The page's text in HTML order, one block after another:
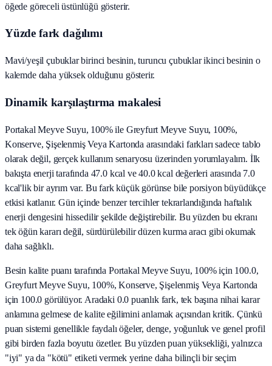
öğede göreceli üstünlüğü gösterir.
Yüzde fark dağılımı
Mavi/yeşil çubuklar birinci besinin, turuncu çubuklar ikinci besinin o
kalemde daha yüksek olduğunu gösterir.
Dinamik karşılaştırma makalesi
Portakal Meyve Suyu, 100% ile Greyfurt Meyve Suyu, 100%,
Konserve, Şişelenmiş Veya Kartonda arasındaki farkları sadece tablo
olarak değil, gerçek kullanım senaryosu üzerinden yorumlayalım. İlk
bakışta enerji tarafında 47.0 kcal ve 40.0 kcal değerleri arasında 7.0
kcal'lik bir ayrım var. Bu fark küçük görünse bile porsiyon büyüdükçe
etkisi katlanır. Gün içinde benzer tercihler tekrarlandığında haftalık
enerji dengesini hissedilir şekilde değiştirebilir. Bu yüzden bu ekranı
tek öğün kararı değil, sürdürülebilir düzen kurma aracı gibi okumak
daha sağlıklı.
Besin kalite puanı tarafında Portakal Meyve Suyu, 100% için 100.0,
Greyfurt Meyve Suyu, 100%, Konserve, Şişelenmiş Veya Kartonda
için 100.0 görülüyor. Aradaki 0.0 puanlık fark, tek başına nihai karar
anlamına gelmese de kalite eğilimini anlamak açısından kritik. Çünkü
puan sistemi genellikle faydalı öğeler, denge, yoğunluk ve genel profil
gibi birden fazla boyutu özetler. Bu yüzden puan yüksekliği, yalnızca
"iyi" ya da "kötü" etiketi vermek yerine daha bilinçli bir seçim